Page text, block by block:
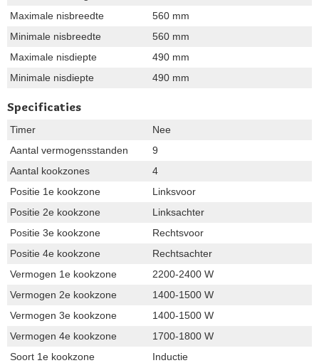
Maximale nisbreedte
560 mm
Minimale nisbreedte
560 mm
Maximale nisdiepte
490 mm
Minimale nisdiepte
490 mm
Specificaties
Timer
Nee
Aantal vermogensstanden
9
Aantal kookzones
4
Positie 1e kookzone
Linksvoor
Positie 2e kookzone
Linksachter
Positie 3e kookzone
Rechtsvoor
Positie 4e kookzone
Rechtsachter
Vermogen 1e kookzone
2200-2400 W
Vermogen 2e kookzone
1400-1500 W
Vermogen 3e kookzone
1400-1500 W
Vermogen 4e kookzone
1700-1800 W
Soort 1e kookzone
Inductie